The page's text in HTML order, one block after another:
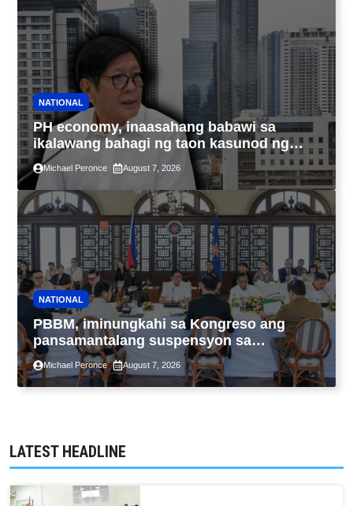
NATIONAL
PH economy, inaasahang babawi sa
ikalawang bahagi ng taon kasunod ng
2.3% GDP dulot ng Middle East war,
pagkaantala ng public construction
Michael Peronce August 7, 2026
NATIONAL
PBBM, iminungkahi sa Kongreso ang
pansamantalang suspensyon sa
pagpapatupad ng Real Property Valuation
and Assessment Reform Act
Michael Peronce August 7, 2026
LATEST HEADLINE